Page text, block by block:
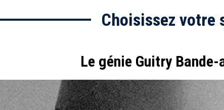
Choisissez votre
Le génie Guitry Bande-